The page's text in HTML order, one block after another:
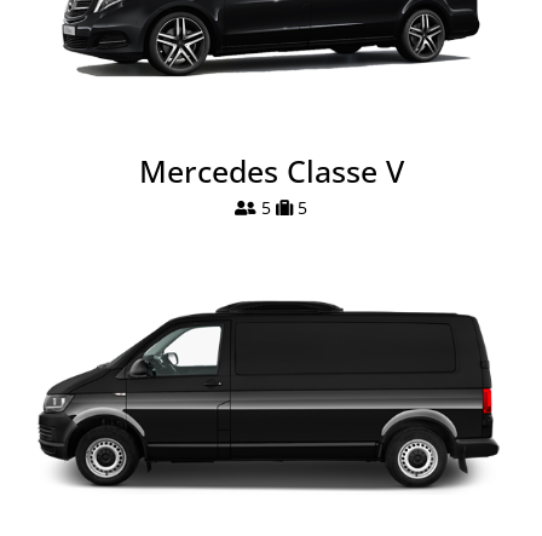
Mercedes Classe V
5 5